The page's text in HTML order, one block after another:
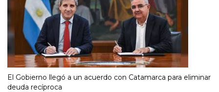
El Gobierno llegó a un acuerdo con Catamarca para eliminar
deuda recíproca